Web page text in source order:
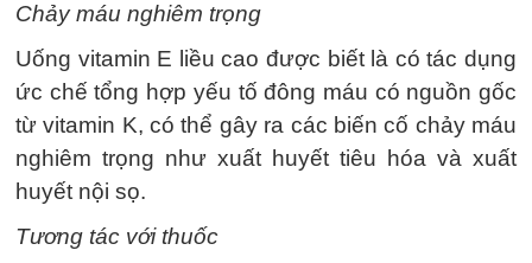
Chảy máu nghiêm trọng
Uống vitamin E liều cao được biết là có tác dụng
ức chế tổng hợp yếu tố đông máu có nguồn gốc
từ vitamin K, có thể gây ra các biến cố chảy máu
nghiêm trọng như xuất huyết tiêu hóa và xuất
huyết nội sọ.
Tương tác với thuốc